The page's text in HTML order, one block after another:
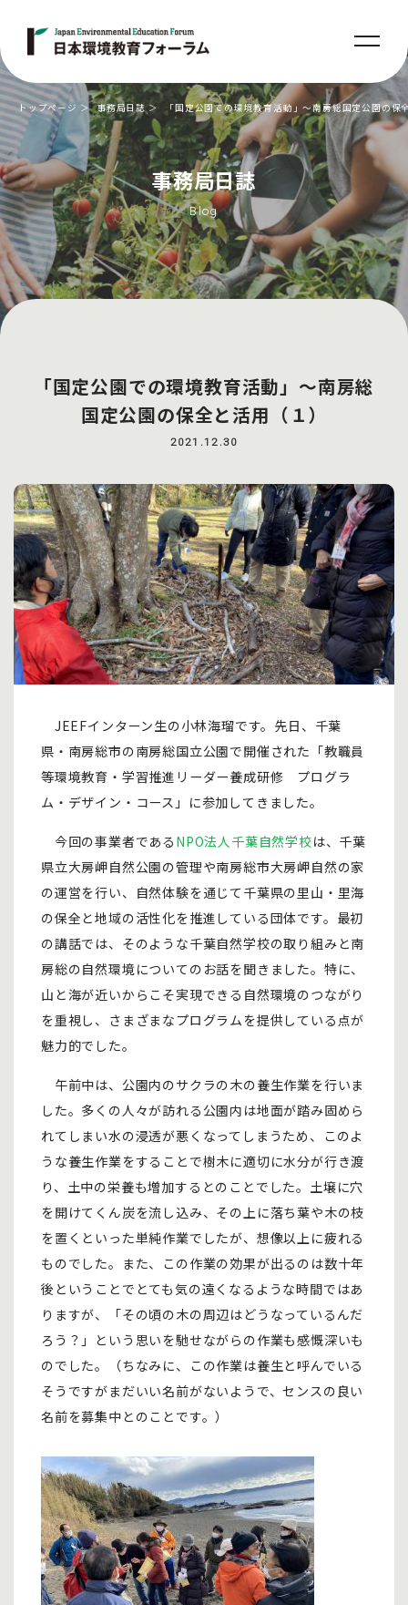
事務局日誌
Blog
トップページ 事務局日誌 「国定公園での環境教育活動」～南房総国定公園の保
「国定公園での環境教育活動」～南房総
国定公園の保全と活用（１）
2021.12.30
JEEFインターン生の小林海瑠です。先日、千葉
県・南房総市の南房総国立公園で開催された「教職員
等環境教育・学習推進リーダー養成研修 プログラ
ム・デザイン・コース」に参加してきました。
今回の事業者である NPO法人千葉自然学校は、千葉
県立大房岬自然公園の管理や南房総市大房岬自然の家
の運営を行い、自然体験を通じて千葉県の里山・里海
の保全と地域の活性化を推進している団体です。最初
の講話では、そのような千葉自然学校の取り組みと南
房総の自然環境についてのお話を聞きました。特に、
山と海が近いからこそ実現できる自然環境のつながり
を重視し、さまざまなプログラムを提供している点が
魅力的でした。
午前中は、公園内のサクラの木の養生作業を行いま
した。多くの人々が訪れる公園内は地面が踏み固めら
れてしまい水の浸透が悪くなってしまうため、このよ
うな養生作業をすることで樹木に適切に水分が行き渡
り、土中の栄養も増加するとのことでした。土壌に穴
を開けてくん炭を流し込み、その上に落ち葉や木の枝
を置くといった単純作業でしたが、想像以上に疲れる
ものでした。また、この作業の効果が出るのは数十年
後ということでとても気の遠くなるような時間ではあ
りますが、「その頃の木の周辺はどうなっているんだ
ろう？」という思いを馳せながらの作業も感慨深いも
のでした。（ちなみに、この作業は養生と呼んでいる
そうですがまだいい名前がないようで、センスの良い
名前を募集中とのことです。）